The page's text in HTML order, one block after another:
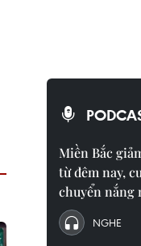
Miền Bắc
từ đêm nay,
chuyển nắng
NGHE